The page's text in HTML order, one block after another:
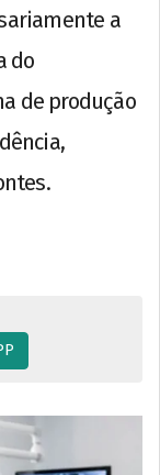
a
do
de produção